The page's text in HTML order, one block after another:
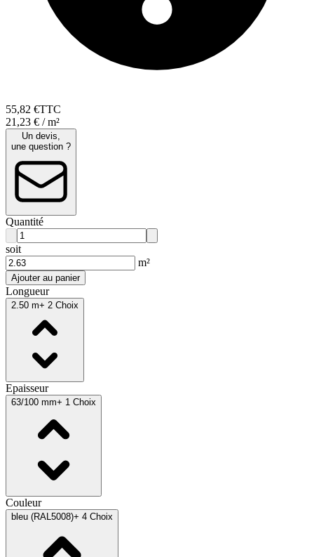
55,82 €TTC
21,23 € / m²
Un devis,
une question ?
Quantité
soit
m²
Ajouter au panier
Longueur
2.50 m+ 2 Choix
Epaisseur
63/100 mm+ 1 Choix
Couleur
bleu (RAL5008)+ 4 Choix